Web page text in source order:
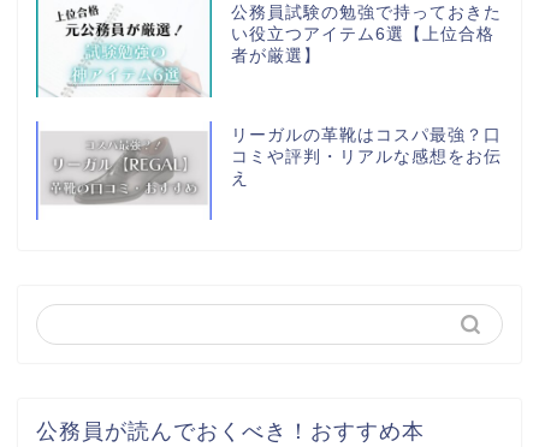
公務員試験の勉強で持っておきた
い役立つアイテム6選【上位合格
者が厳選】
リーガルの革靴はコスパ最強？口
コミや評判・リアルな感想をお伝
え
公務員が読んでおくべき！おすすめ本